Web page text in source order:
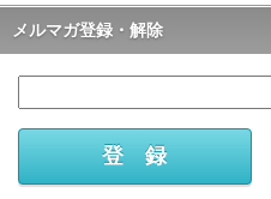
メルマガ登録・解除